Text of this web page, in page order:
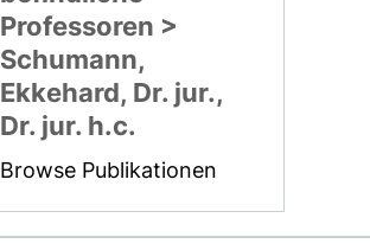
Professoren >
Schumann,
Ekkehard, Dr. jur.,
Dr. jur. h.c.
Browse Publikationen